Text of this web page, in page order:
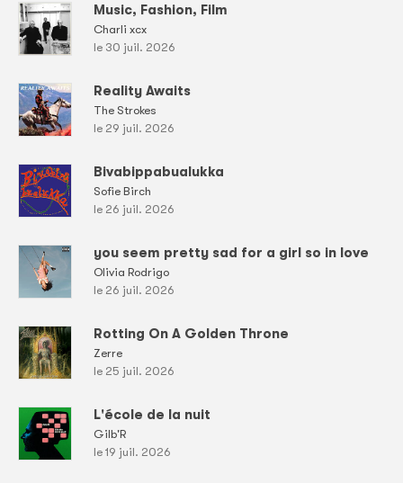
Music, Fashion, Film
Charli xcx
le 30 juil. 2026
Reality Awaits
The Strokes
le 29 juil. 2026
Bivabippabualukka
Sofie Birch
le 26 juil. 2026
you seem pretty sad for a girl so in love
Olivia Rodrigo
le 26 juil. 2026
Rotting On A Golden Throne
Zerre
le 25 juil. 2026
L'école de la nuit
Gilb'R
le 19 juil. 2026